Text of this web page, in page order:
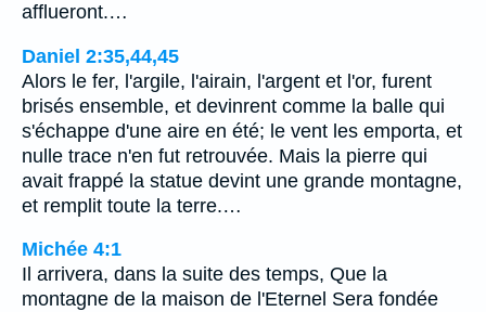
afflueront.…
Daniel 2:35,44,45
Alors le fer, l'argile, l'airain, l'argent et l'or, furent
brisés ensemble, et devinrent comme la balle qui
s'échappe d'une aire en été; le vent les emporta, et
nulle trace n'en fut retrouvée. Mais la pierre qui
avait frappé la statue devint une grande montagne,
et remplit toute la terre.…
Michée 4:1
Il arrivera, dans la suite des temps, Que la
montagne de la maison de l'Eternel Sera fondée